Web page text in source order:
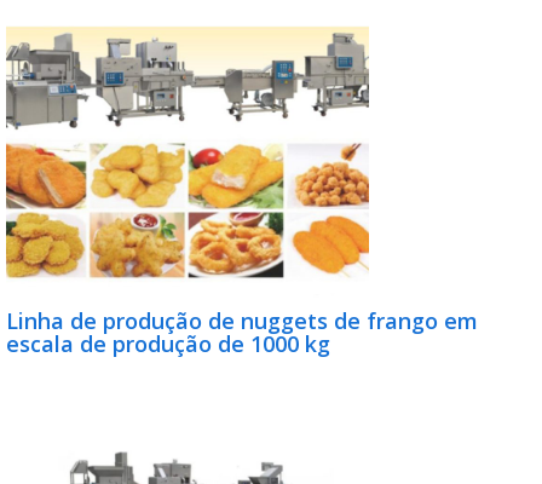
Linha de produção de nuggets de frango em
escala de produção de 1000 kg